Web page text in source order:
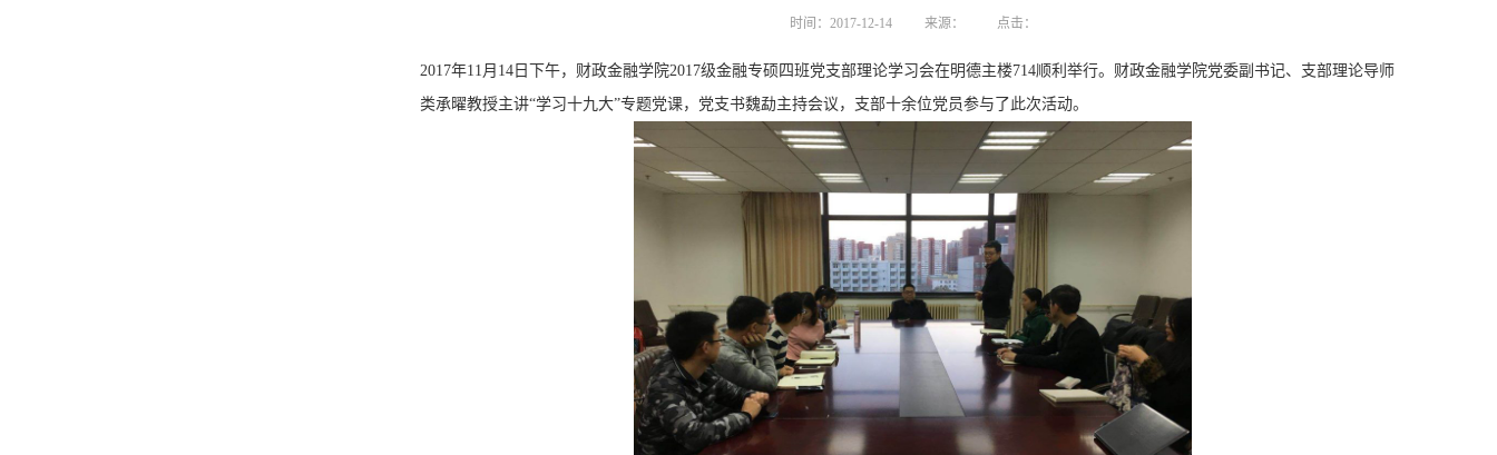
时间：2017-12-14 来源： 点击：
2017年11月14日下午，财政金融学院2017级金融专硕四班党支部理论学习会在明德主楼714顺利举行。财政金融学院党委副书记、支部理论导师
类承曜教授主讲“学习十九大”专题党课，党支书魏勐主持会议，支部十余位党员参与了此次活动。